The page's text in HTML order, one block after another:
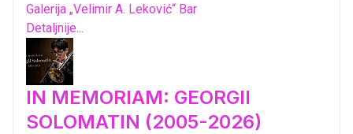
Galerija „Velimir A. Leković“ Bar
Detaljnije...
IN MEMORIAM: GEORGII
SOLOMATIN (2005-2026)